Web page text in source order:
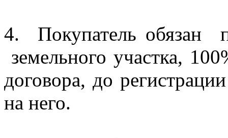
4. Покупатель обязан
земельного участка,
договора, до
на него.